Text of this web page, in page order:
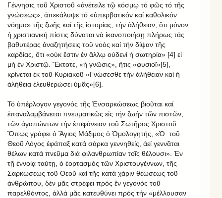
Γέννησις τοῦ Χριστοῦ «ἀνέτειλε τῷ κόσμῳ τό φῶς τό τῆς
γνώσεως», ἀπεκάλυψε τό «ὑπερβατικόν καί καθολικόν
νόημα» τῆς ζωῆς καί τῆς ἱστορίας, τήν ἀλήθειαν, ὅτι μόνον
ἡ χριστιανική πίστις δύναται νά ἱκανοποιήσῃ πλήρως τάς
βαθυτέρας ἀναζητήσεις τοῦ νοός καί τήν δίψαν τῆς
καρδίας, ὅτι «οὐκ ἔστιν ἐν ἄλλῳ οὐδενί ἡ σωτηρία» [4] εἰ
μή ἐν Χριστῷ. Ἔκτοτε, «ἡ γνῶσις», ἥτις «φυσιοῖ»[5],
κρίνεται ἐκ τοῦ Κυριακοῦ «Γνώσεσθε τήν ἀλήθειαν καί ἡ
ἀλήθεια ἐλευθερώσει ὑμᾶς»[6].
Τό ὑπέρλογον γεγονός τῆς Ἐνσαρκώσεως βιοῦται καί
ἐπαναλαμβάνεται πνευματικῶς εἰς τήν ζωήν τῶν πιστῶν,
τῶν ἀγαπώντων τήν ἐπιφάνειαν τοῦ Σωτῆρος Χριστοῦ.
Ὅπως γράφει ὁ Ἅγιος Μάξιμος ὁ Ὁμολογητής, «Ὁ τοῦ
Θεοῦ Λόγος ἐφάπαξ κατά σάρκα γεννηθείς, ἀεί γεννᾶται
θέλων κατά πνεῦμα διά φιλανθρωπίαν τοῖς θέλουσι». Ἐν
τῇ ἐννοίᾳ ταύτῃ, ὁ ἑορτασμός τῶν Χριστουγέννων, τῆς
Σαρκώσεως τοῦ Θεοῦ καί τῆς κατά χάριν θεώσεως τοῦ
ἀνθρώπου, δέν μᾶς στρέφει πρός ἕν γεγονός τοῦ
παρελθόντος, ἀλλά μᾶς κατευθύνει πρός τήν «μέλλουσαν